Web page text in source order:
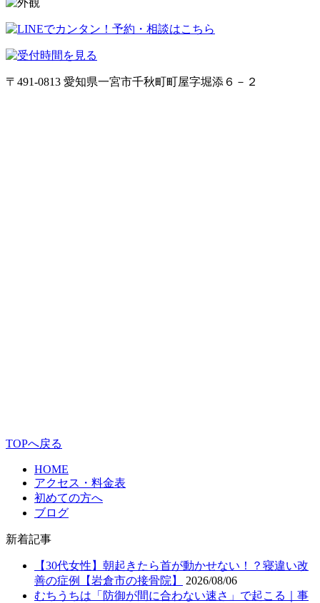
〒491-0813 愛知県一宮市千秋町町屋字堀添６－２
TOPへ戻る
HOME
アクセス・料金表
初めての方へ
ブログ
新着記事
【30代女性】朝起きたら首が動かせない！？寝違い改
善の症例【岩倉市の接骨院】
2026/08/06
むちうちは「防御が間に合わない速さ」で起こる｜事